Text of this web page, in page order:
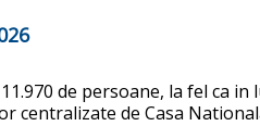
de persoane, la fel ca
de Casa